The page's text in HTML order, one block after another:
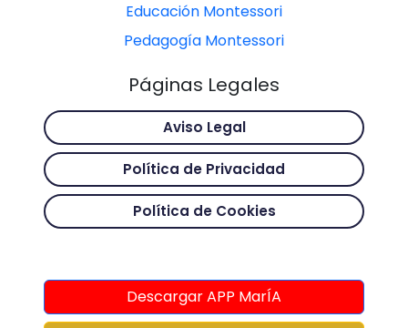
Educación Montessori
Pedagogía Montessori
Páginas Legales
Aviso Legal
Política de Privacidad
Política de Cookies
Descargar APP MarÍA